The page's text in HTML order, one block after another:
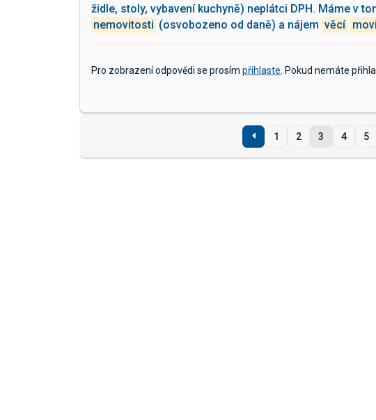
židle, stoly, vybavení kuchyně) neplátci DPH. Máme v
nemovitosti (osvobozeno od daně) a nájem věcí
Pro zobrazení odpovědi se prosím přihlaste . Pokud nemáte
1 2 3 4 5